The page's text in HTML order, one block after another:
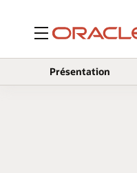
Menu
Présentation